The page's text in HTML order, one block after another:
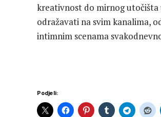
kreativnost do mirnog utočišta
odražavati na svim kanalima,
intimnim scenama
Podjeli: